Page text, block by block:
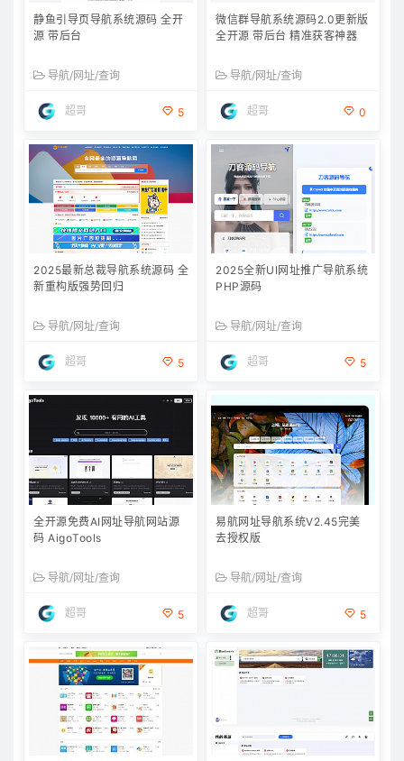
静鱼引导页导航系统源码 全开
源 带后台
导航/网址/查询
超哥 5
微信群导航系统源码2.0更新版
全开源 带后台 精准获客神器
导航/网址/查询
超哥 0
2025最新总裁导航系统源码 全
新重构版强势回归
导航/网址/查询
超哥 5
2025全新UI网址推广导航系统
PHP源码
导航/网址/查询
超哥 5
全开源免费AI网址导航网站源
码 AigoTools
导航/网址/查询
超哥 5
易航网址导航系统V2.45完美
去授权版
导航/网址/查询
超哥 5